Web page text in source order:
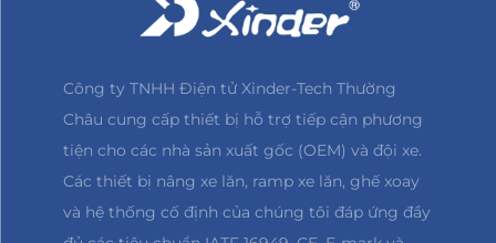
Công ty TNHH Điện tử Xinder-Tech Thường
Châu cung cấp thiết bị hỗ trợ tiếp cận phương
tiện cho các nhà sản xuất gốc (OEM) và đội xe.
Các thiết bị nâng xe lăn, ramp xe lăn, ghế xoay
và hệ thống cố định của chúng tôi đáp ứng đầy